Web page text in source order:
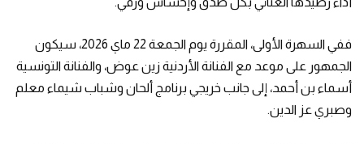
ففي السهرة الأولى، المقررة يوم الجمعة 22 ماي 2026، سيكون
الجمهور على موعد مع الفنانة الأردنية زين عوض، والفنانة التونسية
أسماء بن أحمد، إلى جانب خريجي برنامج ألحان وشباب شيماء معلم
وصبري عز الدين.